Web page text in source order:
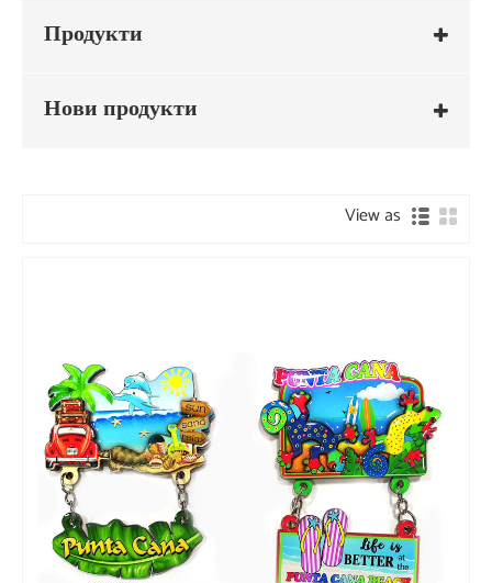
Продукти
Нови продукти
View as